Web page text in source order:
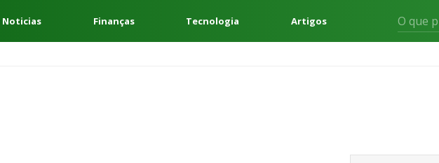
Noticias Finanças Tecnologia Artigos